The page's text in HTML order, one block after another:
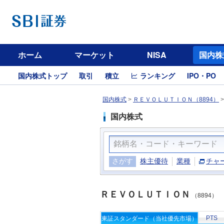
ホーム マーケット NISA 国内
国内株式トップ 取引 積立 ランキング IPO・PO
国内株式 > ＲＥＶＯＬＵＴＩＯＮ（8894）
国内株式
さがす 株主優待 業種 チャ
ＲＥＶＯＬＵＴＩＯＮ （8894）
東証スタンダード（当社優先市場） PTS